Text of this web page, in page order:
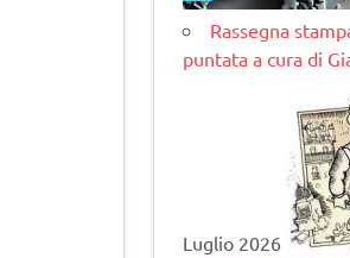
Rassegna
puntata a cura di
Luglio 2026